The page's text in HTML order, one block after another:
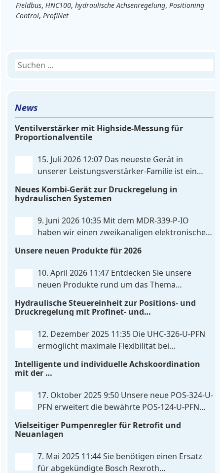
Fieldbus, HNC100, hydraulische Achsenregelung, Positioning
Control, ProfiNet
Suchen
News
Ventilverstärker mit Highside-Messung für
Proportionalventile
15. Juli 2026 12:07 Das neueste Gerät in
unserer Leistungsverstärker-Familie ist ein
Ventilverstärker mit Highside-Messung Zur
Differenzeingang, der flexibel für Sollwertsignale
von 0…10V oder 4…20mA konfiguriert werden kann.
Neues Kombi-Gerät zur Druckregelung in
hydraulischen Systemen
9. Juni 2026 10:35 Mit dem MDR‑339‑P‑IO
haben wir einen zweikanaligen elektronischen
IO‑Link‑Kommunikation direkt mit integrierten
Leistungsendstufen vereint – eine Kombination, die
es so bislang nicht gibt. Die Anbindung an die
Unsere neuen Produkte für 2026
10. April 2026 11:47 Entdecken Sie unsere
neuen Produkte rund um das Thema
machen Ihre Anlagen noch effizienter, zuverlässiger
Positionier- und Gleichlaufregelbaugruppe UHC-
326-U-PFN Hydraulisches Steuergerät zur Positions-
Hydraulische Steuereinheit zur Positions- und
Druckregelung mit Profinet- und
12. Dezember 2025 11:35 Die UHC-326-U-PFN
ermöglicht maximale Flexibilität bei
Funktion der UHC-126-U-PFN bleibt erhalten,
Anpassungsmöglichkeiten. Die UHC-326-U-PFN ist
ein hydraulisches Steuergerät zur genauen
. . .
Intelligente und individuelle Achskoordination
mit der
17. Oktober 2025 9:50 Unsere neue POS-324-U-
PFN erweitert die bewährte POS-124-U-PFN
Achskoordination und individuelle
und integrierten Simulationsmodus. Zusätzlich zur
bewährten Gleichlaufregelung, die eine präzise und
Vielseitiger Pumpenregler für Retrofit und
Neuanlagen
7. Mai 2025 11:44Sie benötigen einen Ersatz
für abgekündigte Bosch Rexroth